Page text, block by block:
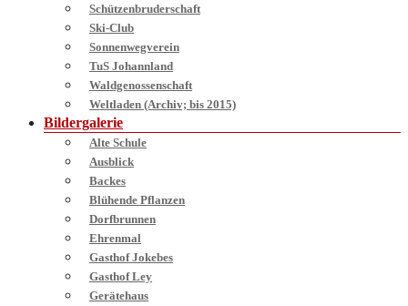
Schützenbruderschaft
Ski-Club
Sonnenwegverein
TuS Johannland
Waldgenossenschaft
Weltladen (Archiv; bis 2015)
Bildergalerie
Alte Schule
Ausblick
Backes
Blühende Pflanzen
Dorfbrunnen
Ehrenmal
Gasthof Jokebes
Gasthof Ley
Gerätehaus